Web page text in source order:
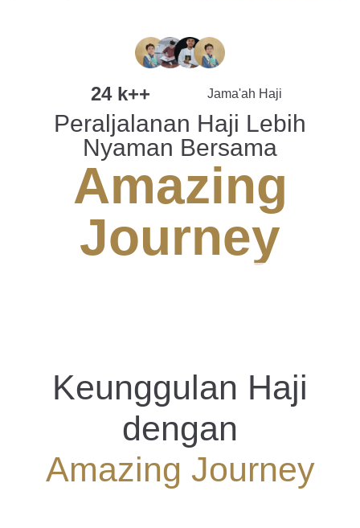
24 k++ Jama'ah Haji
Peraljalanan Haji Lebih
Nyaman Bersama
Amazing
Journey
Keunggulan Haji
dengan
Amazing Journey